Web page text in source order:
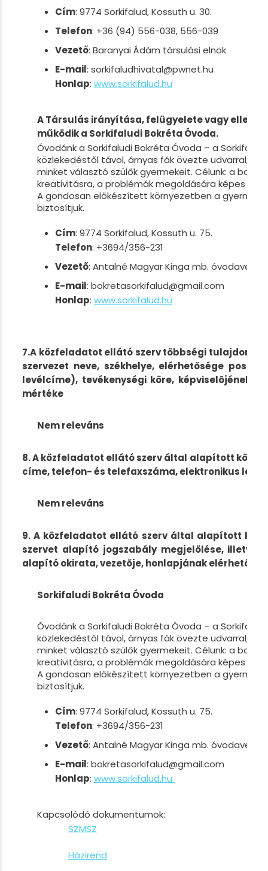
Cím: 9774 Sorkifalud, Kossuth u. 30.
Telefon: +36 (94) 556-038, 556-039
Vezető: Baranyai Ádám társulási elnök
E-mail: sorkifaludhivatal@pwnet.hu
Honlap: www.sorkifalud.hu
A Társulás irányítása, felügyelete vagy
működik a Sorkifaludi Bokréta Óvoda.
Óvodánk a Sorkifaludi Bokréta Óvoda – a
közlekedéstől távol, árnyas fák övezte udvarral,
minket választó szülők gyermekeit. Célunk: a
kreativitásra, a problémák megoldására képes
A gondosan előkészített környezetben a
biztosítjuk.
Cím: 9774 Sorkifalud, Kossuth u. 75.
Telefon: +3694/356-231
Vezető: Antalné Magyar Kinga mb.
E-mail: bokretasorkifalud@gmail.com
Honlap: www.sorkifalud.hu
7.A közfeladatot ellátó szerv többségi
szervezet neve, székhelye, elérhetõsége
levélcíme), tevékenységi köre, képviselõjének
mértéke
Nem releváns
8. A közfeladatot ellátó szerv által alapított
címe, telefon- és telefaxszáma, elektronikus
Nem releváns
9. A közfeladatot ellátó szerv által alapított
szervet alapító jogszabály megjelölése,
alapító okirata, vezetõje, honlapjának
Sorkifaludi Bokréta Óvoda
Óvodánk a Sorkifaludi Bokréta Óvoda – a
közlekedéstől távol, árnyas fák övezte udvarral,
minket választó szülők gyermekeit. Célunk: a
kreativitásra, a problémák megoldására képes
A gondosan előkészített környezetben a
biztosítjuk.
Cím: 9774 Sorkifalud, Kossuth u. 75.
Telefon: +3694/356-231
Vezető: Antalné Magyar Kinga mb.
E-mail: bokretasorkifalud@gmail.com
Honlap: www.sorkifalud.hu
Kapcsolódó dokumentumok:
SZMSZ
Házirend